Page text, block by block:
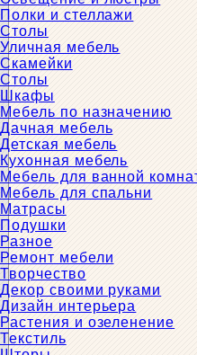
Полки и стеллажи
Столы
Уличная мебель
Скамейки
Столы
Шкафы
Мебель по назначению
Дачная мебель
Детская мебель
Кухонная мебель
Мебель для ванной
Мебель для спальни
Матрасы
Подушки
Разное
Ремонт мебели
Творчество
Декор своими руками
Дизайн интерьера
Растения и озеленение
Текстиль